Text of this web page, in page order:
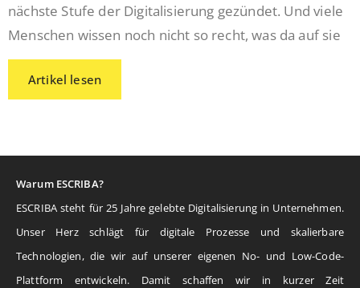
nächste Stufe der Digitalisierung gezündet. Und viele
Menschen wissen noch nicht so recht, was da auf sie
Artikel lesen
Warum ESCRIBA?
ESCRIBA steht für 25 Jahre gelebte Digitalisierung in Unternehmen.
Unser Herz schlägt für digitale Prozesse und skalierbare
Technologien, die wir auf unserer eigenen No- und Low-Code-
Plattform entwickeln. Damit schaffen wir in kurzer Zeit